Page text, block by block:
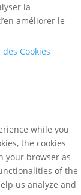
la
améliorer le
Cookies
while you
the cookies
your browser as
of the
us analyze and